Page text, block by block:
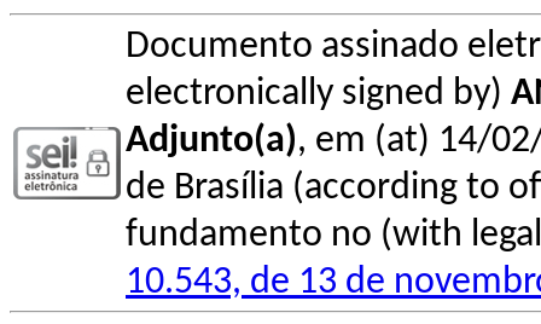
Documento assinado
electronically signed by)
Adjunto(a), em (at) 14/
de Brasília (according to
fundamento no (with
10.543, de 13 de